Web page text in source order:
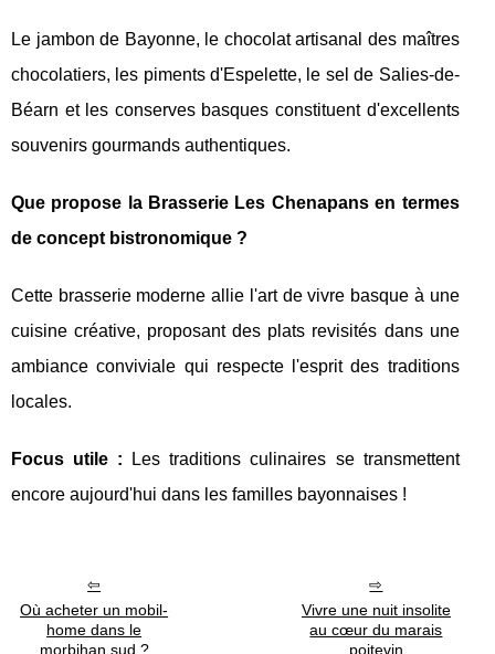
Le jambon de Bayonne, le chocolat artisanal des maîtres
chocolatiers, les piments d'Espelette, le sel de Salies-de-
Béarn et les conserves basques constituent d'excellents
souvenirs gourmands authentiques.
Que propose la Brasserie Les Chenapans en termes
de concept bistronomique ?
Cette brasserie moderne allie l'art de vivre basque à une
cuisine créative, proposant des plats revisités dans une
ambiance conviviale qui respecte l'esprit des traditions
locales.
Focus utile : Les traditions culinaires se transmettent
encore aujourd'hui dans les familles bayonnaises !
Où acheter un mobil-
home dans le
morbihan sud ?
Vivre une nuit insolite
au cœur du marais
poitevin